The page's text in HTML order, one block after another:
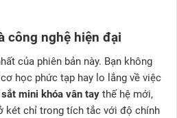
công nghệ hiện đại
của phiên bản này. Bạn không
học phức tạp hay lo lắng về việc
sắt mini khóa vân tay thế hệ mới,
két chỉ trong tích tắc với độ chính